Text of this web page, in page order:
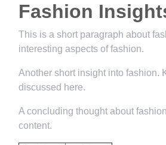
Fashion
This is a short paragraph about
interesting aspects of fashion.
Another short insight into fashion.
discussed here.
A concluding thought about
content.